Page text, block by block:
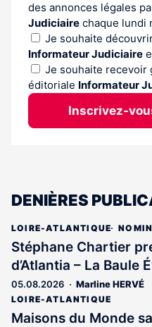
des annonces légales
Judiciaire chaque lundi
Je souhaite
Informateur Judiciaire
Je souhaite recevoir
éditoriale Informateur
Inscrivez-
DENIÈRES
LOIRE-ATLANTIQUE
Stéphane Chartier
d’Atlantia – La Baule
05.08.2026 Marline HERVÉ
LOIRE-ATLANTIQUE
Maisons du Monde